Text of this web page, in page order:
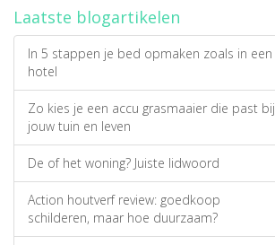
Laatste blogartikelen
In 5 stappen je bed opmaken zoals in een
hotel
Zo kies je een accu grasmaaier die past bij
jouw tuin en leven
De of het woning? Juiste lidwoord
Action houtverf review: goedkoop
schilderen, maar hoe duurzaam?